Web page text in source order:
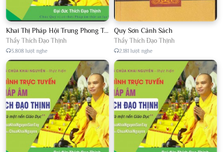
Khai Thị Pháp Hội Trung Phong Tam Thời Hệ Niệm
Thầy Thích Đạo Thịnh
3.808 lượt nghe
Quy Sơn Cảnh Sách
Thầy Thích Đạo Thịnh
2.181 lượt nghe